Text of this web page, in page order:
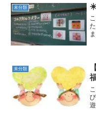
未分類
未分類